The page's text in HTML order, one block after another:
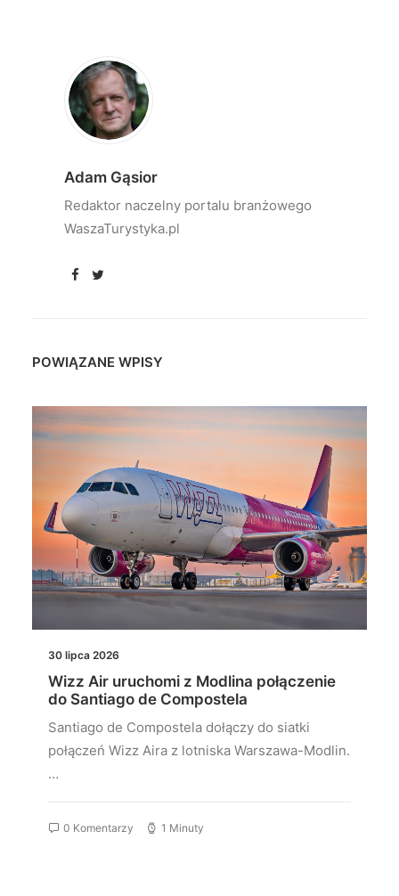
Adam Gąsior
Redaktor naczelny portalu branżowego
WaszaTurystyka.pl
POWIĄZANE WPISY
30 lipca 2026
Wizz Air uruchomi z Modlina połączenie
do Santiago de Compostela
Santiago de Compostela dołączy do siatki
połączeń Wizz Aira z lotniska Warszawa-Modlin.
…
0 Komentarzy 1 Minuty